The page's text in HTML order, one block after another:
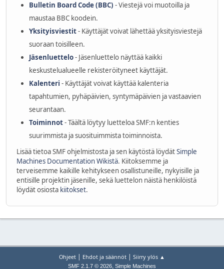
Bulletin Board Code (BBC) - Viestejä voi muotoilla ja
maustaa BBC koodein.
Yksityisviestit- Käyttäjät voivat lähettää yksityisviestejä
suoraan toisilleen.
Jäsenluettelo- Jäsenluettelo näyttää kaikki
keskustelualueelle rekisteröityneet käyttäjät.
Kalenteri - Käyttäjät voivat käyttää kalenteria
tapahtumien, pyhäpäivien, syntymäpäivien ja vastaavien
seurantaan.
Toiminnot- Täältä löytyy luetteloa SMF:n kenties
suurimmista ja suosituimmista toiminnoista.
Lisää tietoa SMF ohjelmistosta ja sen käytöstä löydätSimple
Machines Documentation Wikistä. Kiitoksemme ja
terveisemme kaikille kehitykseen osallistuneille, nykyisille ja
entisille projektin jäsenille, sekä luettelon näistä henkilöistä
löydät osiosta kiitokset.
Ohjeet | Ehdot ja säännöt | Siirry ylös ▲
SMF 2.1.7 © 2026, Simple Machines